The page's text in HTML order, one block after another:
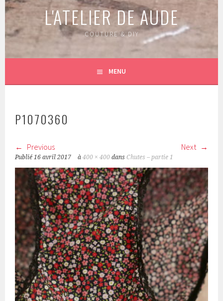
L'ATELIER DE AUDE
COUTURE & DIY
MENU
P1070360
Previous Next
Publié16 avril 2017 à400 × 400 dansChutes – partie 1